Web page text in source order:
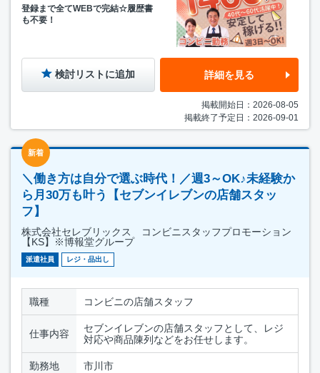
登録まで全てWEBで完結☆履歴書
も不要！
検討リストに追加 詳細を見る
掲載開始日：2026-08-05
掲載終了予定日：2026-09-01
新着
＼働き方は自分で選ぶ時代！／週3～OK♪未経験か
ら月30万も叶う【セブンイレブンの店舗スタッ
フ】
株式会社セレブリックス コンビニスタッフプロモーション
【KS】※博報堂グループ
派遣社員 レジ・品出し
職種 コンビニの店舗スタッフ
仕事内容
セブンイレブンの店舗スタッフとして、レジ
対応や商品陳列などをお任せします。
勤務地 市川市